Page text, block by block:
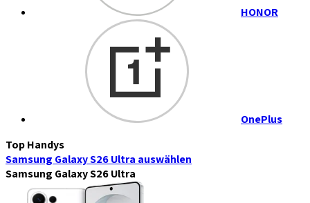
HONOR
OnePlus
Top Handys
Samsung Galaxy S26 Ultra auswählen
Samsung Galaxy S26 Ultra